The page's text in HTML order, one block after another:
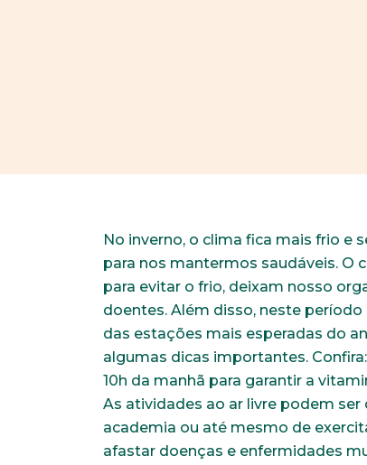
No inverno, o clima fica mais frio e
para nos mantermos saudáveis. O
para evitar o frio, deixam nosso
doentes. Além disso, neste
das estações mais esperadas do
algumas dicas importantes.
10h da manhã para garantir a
As atividades ao ar livre podem
academia ou até mesmo de
afastar doenças e enfermidades